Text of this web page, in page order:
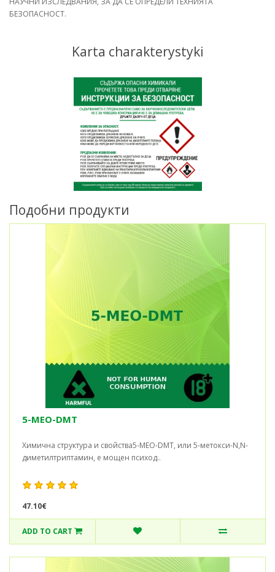
БЕЗОПАСНОСТ.
Karta charakterystyki
Подобни продукти
5-MEO-DMT
Химична структура и свойства5-MEO-DMT, или 5-метокси-N,N-
диметилтриптамин, е мощен психод..
47.10€
ADD TO CART